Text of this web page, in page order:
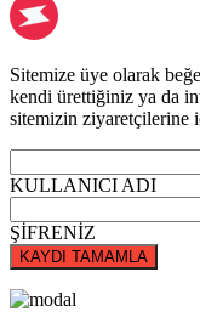
Sitemize üye olarak
kendi ürettiğiniz ya da
sitemizin ziyaretçilerine
KULLANICI ADI
ŞİFRENİZ
KAYDI TAMAMLA